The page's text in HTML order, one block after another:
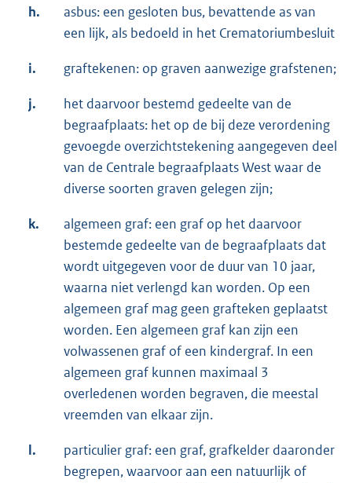
h.
asbus: een gesloten bus, bevattende as van
een lijk, als bedoeld in het Crematoriumbesluit
i. graftekenen: op graven aanwezige grafstenen;
j.
het daarvoor bestemd gedeelte van de
begraafplaats: het op de bij deze verordening
gevoegde overzichtstekening aangegeven deel
van de Centrale begraafplaats West waar de
diverse soorten graven gelegen zijn;
k.
algemeen graf: een graf op het daarvoor
bestemde gedeelte van de begraafplaats dat
wordt uitgegeven voor de duur van 10 jaar,
waarna niet verlengd kan worden. Op een
algemeen graf mag geen grafteken geplaatst
worden. Een algemeen graf kan zijn een
volwassenen graf of een kindergraf. In een
algemeen graf kunnen maximaal 3
overledenen worden begraven, die meestal
vreemden van elkaar zijn.
l.
particulier graf: een graf, grafkelder daaronder
begrepen, waarvoor aan een natuurlijk of